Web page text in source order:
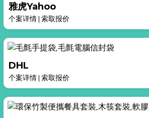
雅虎Yahoo
个案详情 索取报价
DHL
个案详情 索取报价